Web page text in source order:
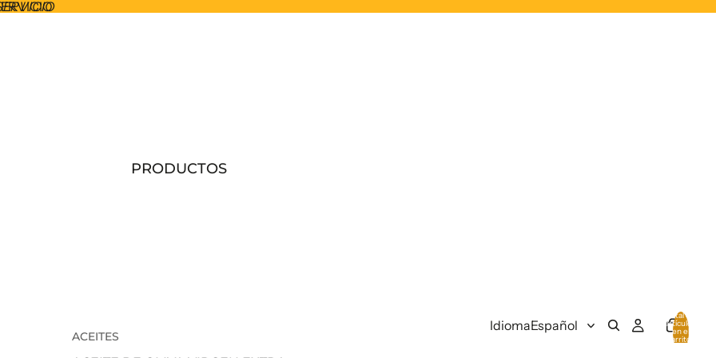
PRODUCTOS
ACEITES
Idioma
Total de
artículos
en el
carrito: